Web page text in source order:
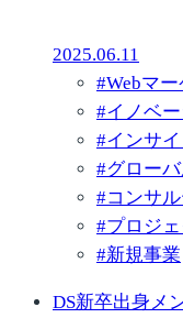
2025.06.11
#Webマ
#イノベ
#インサ
#グロー
#コンサ
#プロジェ
#新規事業
DS新卒出身メ